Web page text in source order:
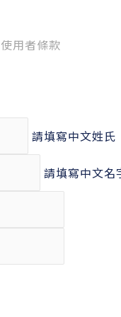
使用者條款
請填寫中文姓氏
請填寫中文名